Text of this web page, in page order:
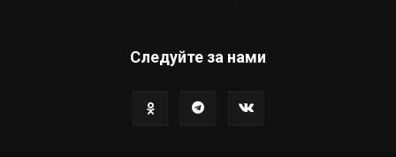
Следуйте за нами